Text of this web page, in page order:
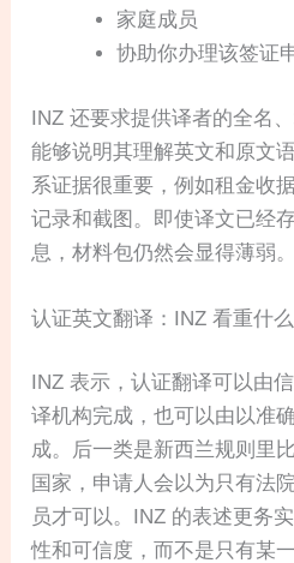
家庭成员
协助你办理该签证
INZ 还要求提供译者的全名
能够说明其理解英文和原文
系证据很重要，例如租金收
记录和截图。即使译文已经
息，材料包仍然会显得薄弱。
认证英文翻译：INZ 看重什么
INZ 表示，认证翻译可以由
译机构完成，也可以由以准
成。后一类是新西兰规则里
国家，申请人会以为只有法
员才可以。INZ 的表述更务
性和可信度，而不是只有某